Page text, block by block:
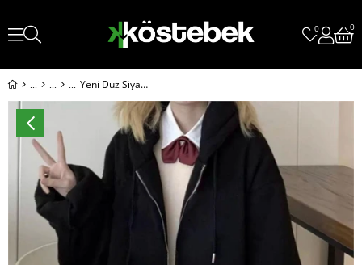
0 0
Yeni Düz Siyah Kapüşonlu Unisex Hırka